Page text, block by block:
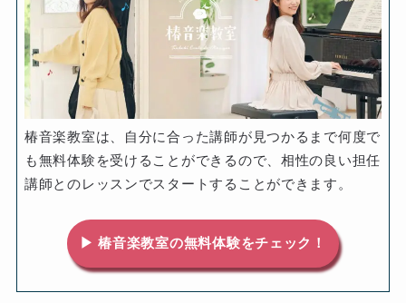
椿音楽教室は、自分に合った講師が見つかるまで何度で
も無料体験を受けることができるので、相性の良い担任
講師とのレッスンでスタートすることができます。
▶ 椿音楽教室の無料体験をチェック！